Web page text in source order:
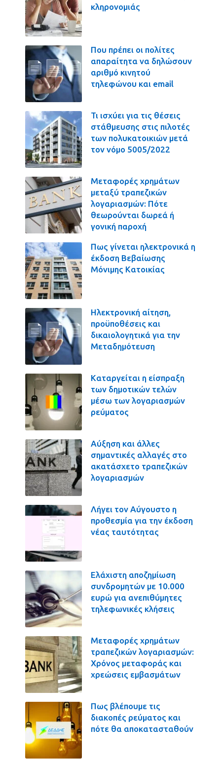
κληρονομιάς
Που πρέπει οι πολίτες
απαραίτητα να δηλώσουν
αριθμό κινητού
τηλεφώνου και email
Τι ισχύει για τις θέσεις
στάθμευσης στις πιλοτές
των πολυκατοικιών μετά
τον νόμο 5005/2022
Μεταφορές χρημάτων
μεταξύ τραπεζικών
λογαριασμών: Πότε
θεωρούνται δωρεά ή
γονική παροχή
Πως γίνεται ηλεκτρονικά η
έκδοση Βεβαίωσης
Μόνιμης Κατοικίας
Ηλεκτρονική αίτηση,
προϋποθέσεις και
δικαιολογητικά για την
Μεταδημότευση
Καταργείται η είσπραξη
των δημοτικών τελών
μέσω των λογαριασμών
ρεύματος
Αύξηση και άλλες
σημαντικές αλλαγές στο
ακατάσχετο τραπεζικών
λογαριασμών
Λήγει τον Αύγουστο η
προθεσμία για την έκδοση
νέας ταυτότητας
Ελάχιστη αποζημίωση
συνδρομητών με 10.000
ευρώ για ανεπιθύμητες
τηλεφωνικές κλήσεις
Μεταφορές χρημάτων
τραπεζικών λογαριασμών:
Χρόνος μεταφοράς και
χρεώσεις εμβασμάτων
Πως βλέπουμε τις
διακοπές ρεύματος και
πότε θα αποκατασταθούν